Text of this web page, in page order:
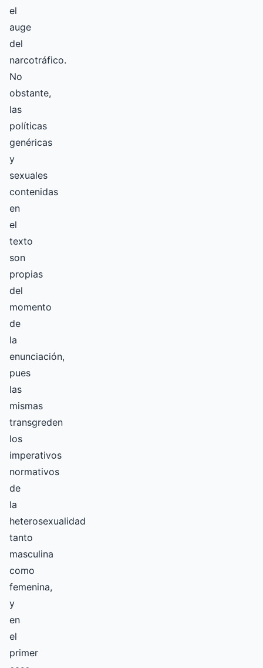
el
auge
del
narcotráfico.
No
obstante,
las
políticas
genéricas
y
sexuales
contenidas
en
el
texto
son
propias
del
momento
de
la
enunciación,
pues
las
mismas
transgreden
los
imperativos
normativos
de
la
heterosexualidad
tanto
masculina
como
femenina,
y
en
el
primer